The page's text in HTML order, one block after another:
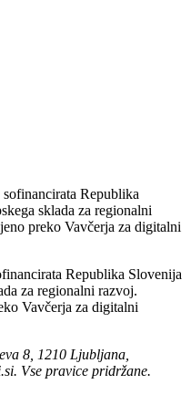
Republika Slovenija
za regionalni razvoj.
Vavčerja za digitalni
8, 1210 Ljubljana,
Vse pravice pridržane.